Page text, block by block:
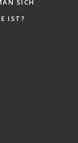
SICH
IST?